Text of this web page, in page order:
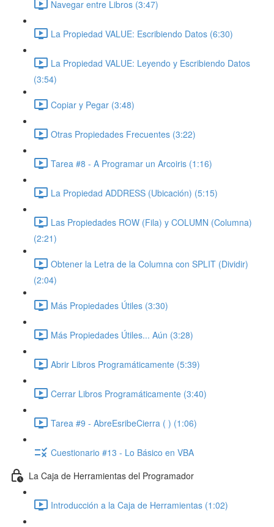
Navegar entre Libros (3:47)
La Propiedad VALUE: Escribiendo Datos (6:30)
La Propiedad VALUE: Leyendo y Escribiendo Datos
(3:54)
Copiar y Pegar (3:48)
Otras Propiedades Frecuentes (3:22)
Tarea #8 - A Programar un Arcoiris (1:16)
La Propiedad ADDRESS (Ubicación) (5:15)
Las Propiedades ROW (Fila) y COLUMN (Columna)
(2:21)
Obtener la Letra de la Columna con SPLIT (Dividir)
(2:04)
Más Propiedades Útiles (3:30)
Más Propiedades Útiles... Aún (3:28)
Abrir Libros Programáticamente (5:39)
Cerrar Libros Programáticamente (3:40)
Tarea #9 - AbreEsribeCierra ( ) (1:06)
Cuestionario #13 - Lo Básico en VBA
La Caja de Herramientas del Programador
Introducción a la Caja de Herramientas (1:02)